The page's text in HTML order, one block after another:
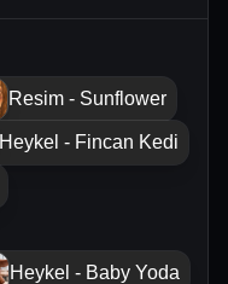
Resim - Sunflower
Heykel - Fincan Kedi
Heykel - Baby Yoda